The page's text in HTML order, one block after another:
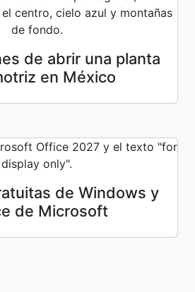
de abrir una planta
en México
de Windows y
de Microsoft